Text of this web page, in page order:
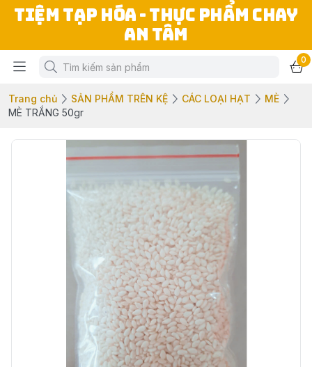
TIỆM TẠP HÓA - THỰC PHẨM CHAY
AN TÂM
0
Trang chủ SẢN PHẨM TRÊN KỆ CÁC LOẠI HẠT
MÈ
MÈ TRẮNG 50gr